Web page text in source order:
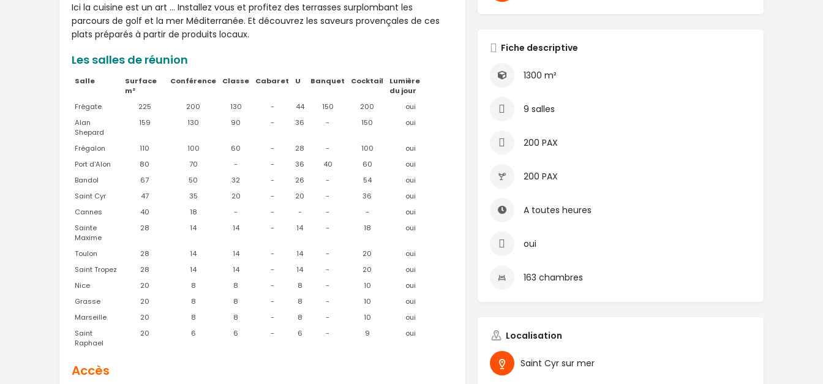
Ici la cuisine est un art … Installez vous et profitez des terrasses surplombant les
parcours de golf et la mer Méditerranée. Et découvrez les saveurs provençales de ces
plats préparés à partir de produits locaux.
Les salles de réunion
Salle
Surface
m²
Conférence Classe Cabaret U Banquet Cocktail
Lumière
du jour
Frégate
225 200 130 - 44 150 200
oui
Alan
Shepard
159 130 90 - 36 - 150 oui
Frégalon 110 100 60 - 28 - 100
oui
Port d'Alon
80 70 - - 36 40 60
oui
Bandol
67 50 32 - 26 - 54
oui
Saint Cyr
47 35 20 - 20 - 36
oui
Cannes
40 18 - - - - -
oui
Sainte
Maxime
28 14 14 - 14 - 18 oui
Toulon 28 14 14 - 14 - 20
oui
Saint Tropez
28 14 14 - 14 - 20
oui
Nice
20 8 8 - 8 - 10
oui
Grasse
20 8 8 - 8 - 10
oui
Marseille
20 8 8 - 8 - 10
oui
Saint
Raphael
20 6 6 - 6 - 9 oui
Accès
Fiche descriptive
1300 m²
9 salles
200 PAX
200 PAX
A toutes heures
oui
163 chambres
Localisation
Saint Cyr sur mer